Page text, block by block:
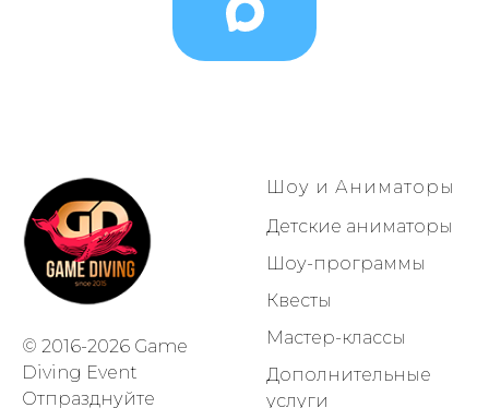
© 2016-2026 Game
Diving Event
Отпразднуйте
Шоу и Аниматоры
Детские аниматоры
Шоу-программы
Квесты
Мастер-классы
Дополнительные
услуги